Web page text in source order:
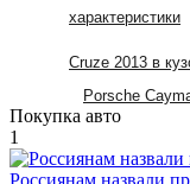
характеристики
Cruze 2013 в
Porsche
Покупка авто
1
Россиянам назвали